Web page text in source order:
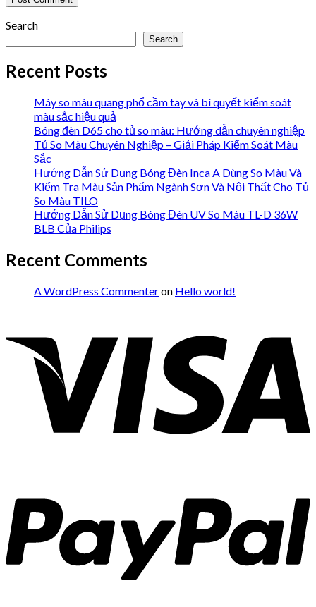
Search
Search
Recent Posts
Máy so màu quang phổ cầm tay và bí quyết kiểm soát
màu sắc hiệu quả
Bóng đèn D65 cho tủ so màu: Hướng dẫn chuyên nghiệp
Tủ So Màu Chuyên Nghiệp – Giải Pháp Kiểm Soát Màu
Sắc
Hướng Dẫn Sử Dụng Bóng Đèn Inca A Dùng So Màu Và
Kiểm Tra Màu Sản Phẩm Ngành Sơn Và Nội Thất Cho Tủ
So Màu TILO
Hướng Dẫn Sử Dụng Bóng Đèn UV So Màu TL-D 36W
BLB Của Philips
Recent Comments
A WordPress Commenteron Hello world!